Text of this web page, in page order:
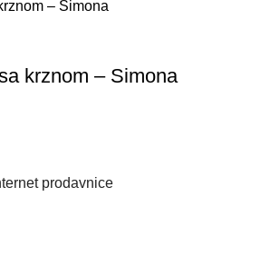
krznom – Simona
prodavnice